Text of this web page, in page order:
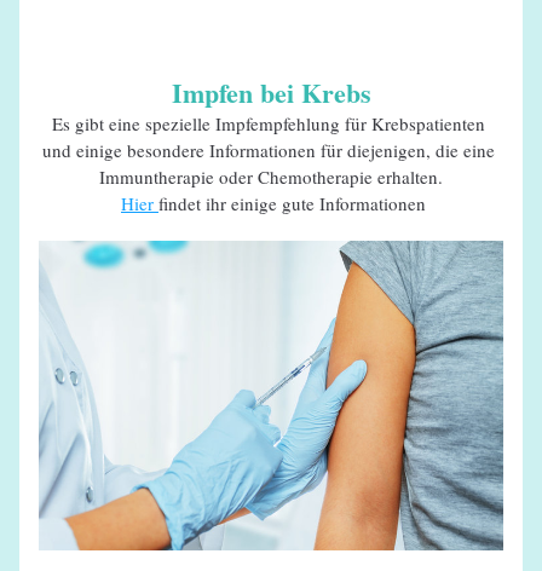
Impfen bei Krebs
Es gibt eine spezielle Impfempfehlung für Krebspatienten
und einige besondere Informationen für diejenigen, die eine
Immuntherapie oder Chemotherapie erhalten.
Hier findet ihr einige gute Informationen